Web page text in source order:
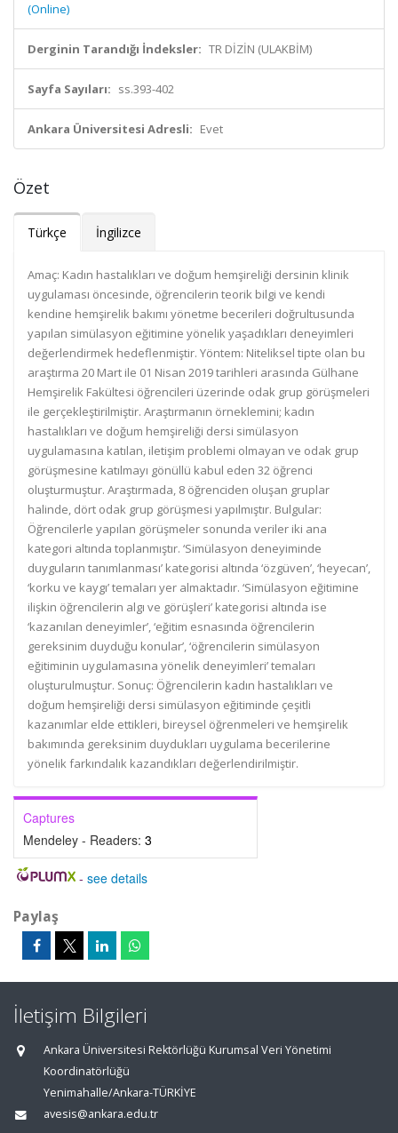
(Online)
Derginin Tarandığı İndeksler: TR DİZİN (ULAKBİM)
Sayfa Sayıları: ss.393-402
Ankara Üniversitesi Adresli: Evet
Özet
Türkçe İngilizce
Amaç: Kadın hastalıkları ve doğum hemşireliği dersinin klinik
uygulaması öncesinde, öğrencilerin teorik bilgi ve kendi
kendine hemşirelik bakımı yönetme becerileri doğrultusunda
yapılan simülasyon eğitimine yönelik yaşadıkları deneyimleri
değerlendirmek hedeflenmiştir. Yöntem: Niteliksel tipte olan bu
araştırma 20 Mart ile 01 Nisan 2019 tarihleri arasında Gülhane
Hemşirelik Fakültesi öğrencileri üzerinde odak grup görüşmeleri
ile gerçekleştirilmiştir. Araştırmanın örneklemini; kadın
hastalıkları ve doğum hemşireliği dersi simülasyon
uygulamasına katılan, iletişim problemi olmayan ve odak grup
görüşmesine katılmayı gönüllü kabul eden 32 öğrenci
oluşturmuştur. Araştırmada, 8 öğrenciden oluşan gruplar
halinde, dört odak grup görüşmesi yapılmıştır. Bulgular:
Öğrencilerle yapılan görüşmeler sonunda veriler iki ana
kategori altında toplanmıştır. ‘Simülasyon deneyiminde
duyguların tanımlanması’ kategorisi altında ‘özgüven’, ‘heyecan’,
‘korku ve kaygı’ temaları yer almaktadır. ‘Simülasyon eğitimine
ilişkin öğrencilerin algı ve görüşleri’ kategorisi altında ise
‘kazanılan deneyimler’, ‘eğitim esnasında öğrencilerin
gereksinim duyduğu konular’, ‘öğrencilerin simülasyon
eğitiminin uygulamasına yönelik deneyimleri’ temaları
oluşturulmuştur. Sonuç: Öğrencilerin kadın hastalıkları ve
doğum hemşireliği dersi simülasyon eğitiminde çeşitli
kazanımlar elde ettikleri, bireysel öğrenmeleri ve hemşirelik
bakımında gereksinim duydukları uygulama becerilerine
yönelik farkındalık kazandıkları değerlendirilmiştir.
Captures
Mendeley - Readers: 3
- see details
Paylaş
İletişim Bilgileri
Ankara Üniversitesi Rektörlüğü Kurumsal Veri Yönetimi
Koordinatörlüğü
Yenimahalle/Ankara-TÜRKİYE
avesis@ankara.edu.tr